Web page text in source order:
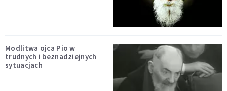
Modlitwa ojca Pio w
trudnych i beznadziejnych
sytuacjach